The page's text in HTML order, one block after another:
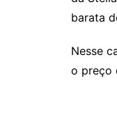
barata
Nesse
o preço